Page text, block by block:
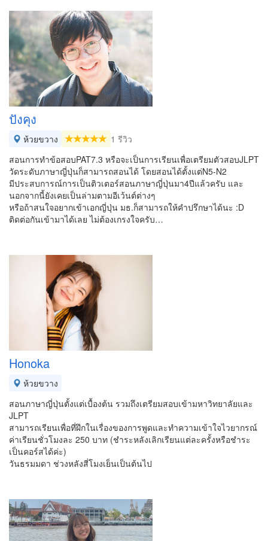
ปังคุง
ห้วยขวาง
1 รีวิว
สอนการทำข้อสอบPAT7.3 หรือจะเป็นการเรียนเพื่อเตรียมตัวสอบJLPT
วัดระดับภาษาญี่ปุ่นก็สามารถสอนได้ โดยสอนได้ตั้งแต่N5-N2
มีประสบการณ์การเป็นติวเตอร์สอนภาษาญี่ปุ่นมา4ปีแล้วครับ และ
นอกจากนี้ยังเคยเป็นล่ามตามอีเว้นต์ต่างๆ
หรือถ้าสนใจอยากเข้าเอกญี่ปุ่น มธ.ก็สามารถให้คำปรึกษาได้นะ :D
ติดต่อกันเข้ามาได้เลย ไม่ต้องเกรงใจครับ…
Honoka
ห้วยขวาง
สอนภาษาญี่ปุ่นตั้งแต่เบื้องต้น รวมถึงเตรียมสอบเข้ามหาวิทยาลัยและ
JLPT
สามารถเรียนเพื่อที่ฝึกในเรื่องของการพูดและทำความเข้าใจไวยากรณ์
ค่าเรียนชั่วโมงละ 250 บาท (ชำระหลังเลิกเรียนแต่ละครั้งหรือชำระ
เป็นคอร์สได้ค่ะ)
วันธรมมดา ช่วงหลังสี่โมงเย็นเป็นต้นไป